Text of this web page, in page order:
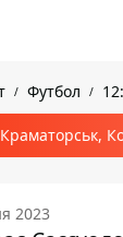
Футбол
2023